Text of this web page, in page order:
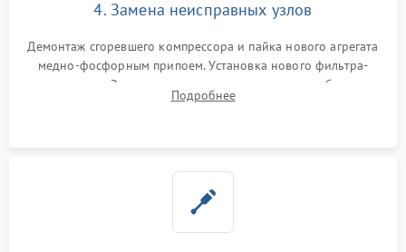
4. Замена неисправных узлов
Демонтаж сгоревшего компрессора и пайка нового агрегата
медно-фосфорным припоем. Установка нового фильтра-
осушителя. Замена изношенных вентиляторов обдува,
сломанных заслонок или поврежденных дверных петель.
Подробнее